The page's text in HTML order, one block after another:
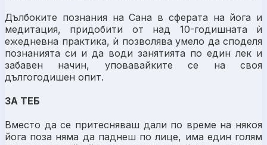
Дълбоките познания на Сана в сферата на йога и
медитация, придобити от над 10-годишната ѝ
ежедневна практика, ѝ позволява умело да споделя
познанията си и да води занятията по един лек и
забавен начин, уповавайките се на своя
дългогодишен опит.
ЗА ТЕБ
Вместо да се притесняваш дали по време на някоя
йога поза няма да паднеш по лице, има един голям